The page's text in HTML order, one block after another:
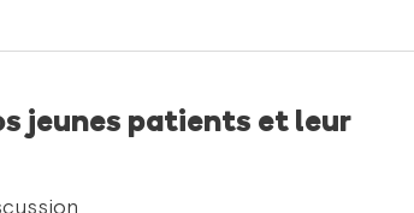
jeunes patients et leur